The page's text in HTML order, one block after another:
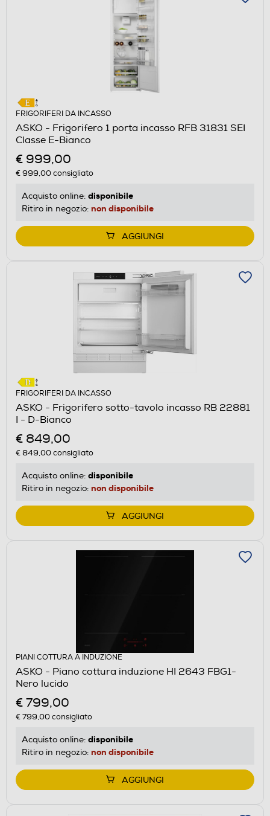
FRIGORIFERI DA INCASSO
ASKO - Frigorifero 1 porta incasso RFB 31831 SEI
Classe E-Bianco
€ 999,00
€ 999,00consigliato
Acquisto online: disponibile
Ritiro in negozio: non disponibile
AGGIUNGI
FRIGORIFERI DA INCASSO
ASKO - Frigorifero sotto-tavolo incasso RB 22881
I - D-Bianco
€ 849,00
€ 849,00consigliato
Acquisto online: disponibile
Ritiro in negozio: non disponibile
AGGIUNGI
PIANI COTTURA A INDUZIONE
ASKO - Piano cottura induzione HI 2643 FBG1-
Nero lucido
€ 799,00
€ 799,00consigliato
Acquisto online: disponibile
Ritiro in negozio: non disponibile
AGGIUNGI